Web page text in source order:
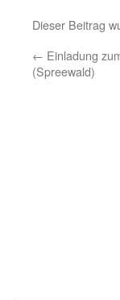
Dieser Beitrag
← Einladung
(Spreewald)